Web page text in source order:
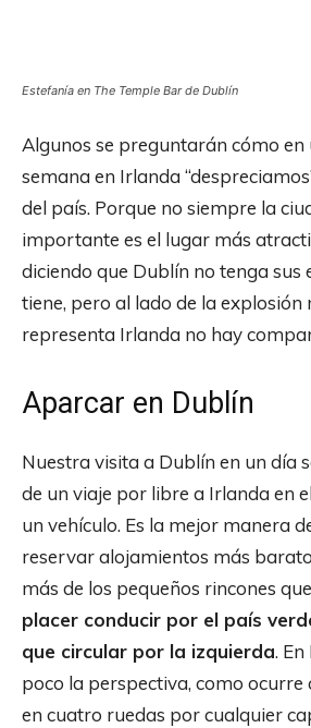
Estefanía en The Temple Bar de Dublín
Algunos se preguntarán cómo en
semana en Irlanda
del país. Porque no siempre la
importante es el lugar más
diciendo que Dublín no tenga sus
tiene, pero al lado de la explosión
representa Irlanda no hay
Aparcar en Dublín
Nuestra visita a Dublín en un día
de un viaje por libre a Irlanda en
un vehículo. Es la mejor manera
reservar alojamientos más
más de los pequeños rincones
placer conducir por el país
que circular por la izquierda.
poco la perspectiva, como ocurre
en cuatro ruedas por cualquier